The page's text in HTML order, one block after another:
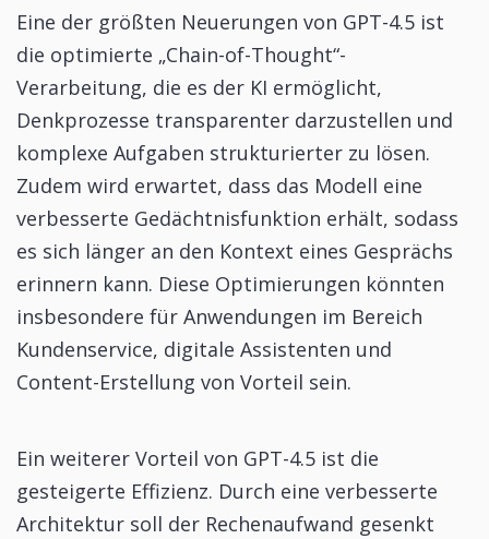
Eine der größten Neuerungen von GPT-4.5 ist
die optimierte „Chain-of-Thought“-
Verarbeitung, die es der KI ermöglicht,
Denkprozesse transparenter darzustellen und
komplexe Aufgaben strukturierter zu lösen.
Zudem wird erwartet, dass das Modell eine
verbesserte Gedächtnisfunktion erhält, sodass
es sich länger an den Kontext eines Gesprächs
erinnern kann. Diese Optimierungen könnten
insbesondere für Anwendungen im Bereich
Kundenservice, digitale Assistenten und
Content-Erstellung von Vorteil sein.
Ein weiterer Vorteil von GPT-4.5 ist die
gesteigerte Effizienz. Durch eine verbesserte
Architektur soll der Rechenaufwand gesenkt